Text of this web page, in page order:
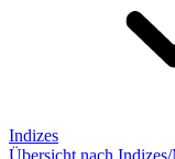
Indizes
Übersicht nach